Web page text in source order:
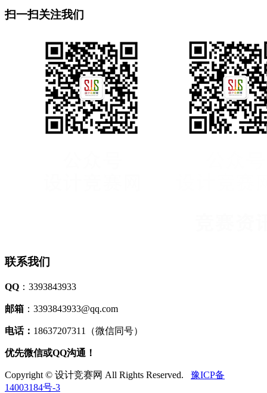
扫一扫关注我们
联系我们
QQ ：3393843933
邮箱 ：3393843933@qq.com
电话： 18637207311（微信同号）
优先微信或QQ沟通！
Copyright © 设计竞赛网 All Rights Reserved.
豫ICP备
14003184号-3